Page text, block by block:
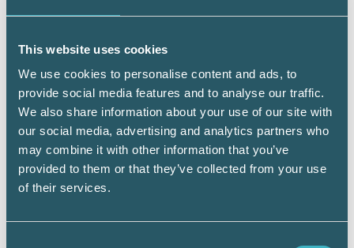
This website uses cookies
We use cookies to personalise content and ads, to
provide social media features and to analyse our traffic.
We also share information about your use of our site with
our social media, advertising and analytics partners who
may combine it with other information that you’ve
provided to them or that they’ve collected from your use
of their services.
tanke på andelen korttidsanställda. Att
Skatteverket, där individens hela inkomst
finns samlad, är en positiv utveckling. Men
Skatteverket måste också utveckla sin
hantering av uppgifterna, eftersom falska
inkomstuppgifter ofta används av organiserad
brottslighet.
skillnad mot annan räkenskapsinformation